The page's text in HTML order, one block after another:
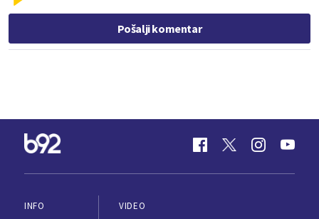
Pošalji komentar
INFO
VIDEO